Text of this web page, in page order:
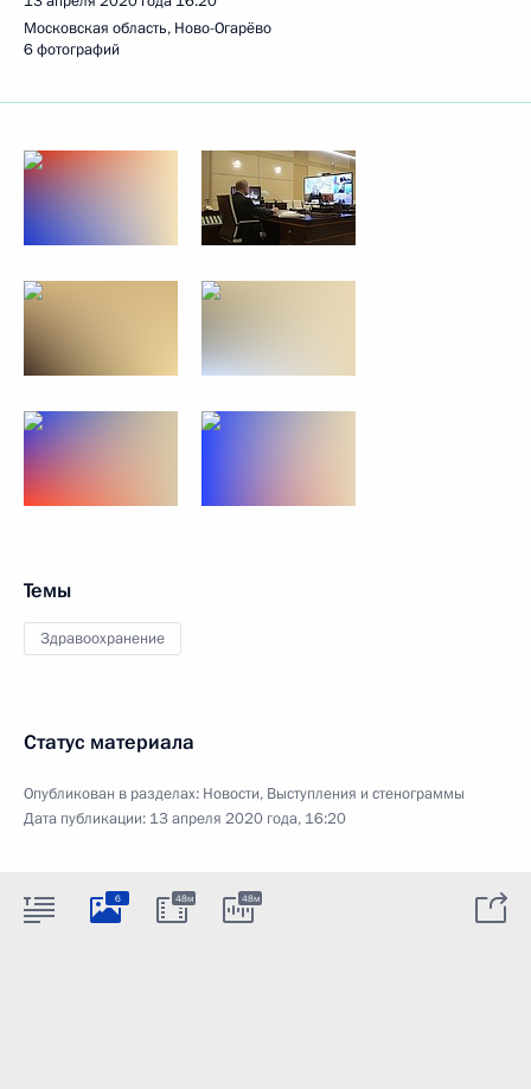
Московская область, Ново-Огарёво
6 фотографий
Темы
Здравоохранение
Статус материала
Опубликован в разделах: Новости, Выступления и стенограммы
Дата публикации: 13 апреля 2020 года, 16:20
6 48м 48м